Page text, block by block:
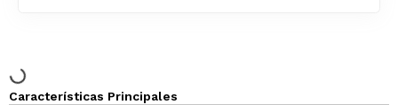
Características Principales